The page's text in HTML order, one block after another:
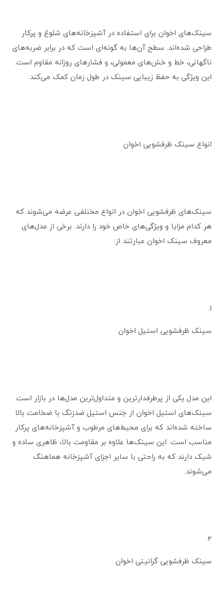
سینک‌های اخوان برای استفاده در آشپزخانه‌های شلوغ و پرکار
طراحی شده‌اند. سطح آن‌ها به گونه‌ای است که در برابر ضربه‌های
ناگهانی، خط و خش‌های معمولی، و فشارهای روزانه مقاوم است.
این ویژگی به حفظ زیبایی سینک در طول زمان کمک می‌کند.
انواع سینک ظرفشویی اخوان
سینک‌های ظرفشویی اخوان در انواع مختلفی عرضه می‌شوند که
هر کدام مزایا و ویژگی‌های خاص خود را دارند. برخی از مدل‌های
معروف سینک اخوان عبارتند از:
1.
سینک ظرفشویی استیل اخوان
این مدل یکی از پرطرفدارترین و متداول‌ترین مدل‌ها در بازار است.
سینک‌های استیل اخوان از جنس استیل ضدزنگ با ضخامت بالا
ساخته شده‌اند که برای محیط‌های مرطوب و آشپزخانه‌های پرکار
مناسب است. این سینک‌ها علاوه بر مقاومت بالا، ظاهری ساده و
شیک دارند که به راحتی با سایر اجزای آشپزخانه هماهنگ
می‌شوند.
2.
سینک ظرفشویی گرانیتی اخوان